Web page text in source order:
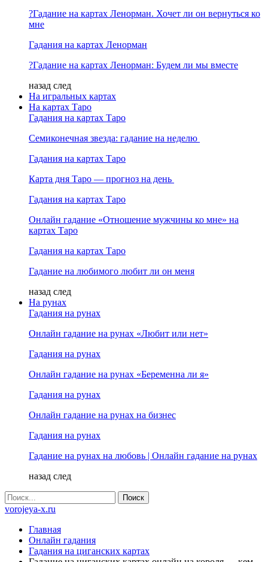
?Гадание на картах Ленорман. Хочет ли он вернуться ко
мне
Гадания на картах Ленорман
?Гадание на картах Ленорман: Будем ли мы вместе
назад след
На игральных картах
На картах Таро
Гадания на картах Таро
Семиконечная звезда: гадание на неделю
Гадания на картах Таро
Карта дня Таро — прогноз на день
Гадания на картах Таро
Онлайн гадание «Отношение мужчины ко мне» на
картах Таро
Гадания на картах Таро
Гадание на любимого любит ли он меня
назад след
На рунах
Гадания на рунах
Онлайн гадание на рунах «Любит или нет»
Гадания на рунах
Онлайн гадание на рунах «Беременна ли я»
Гадания на рунах
Онлайн гадание на рунах на бизнес
Гадания на рунах
Гадание на рунах на любовь | Онлайн гадание на рунах
назад след
vorojeya-x.ru
Главная
Онлайн гадания
Гадания на циганских картах